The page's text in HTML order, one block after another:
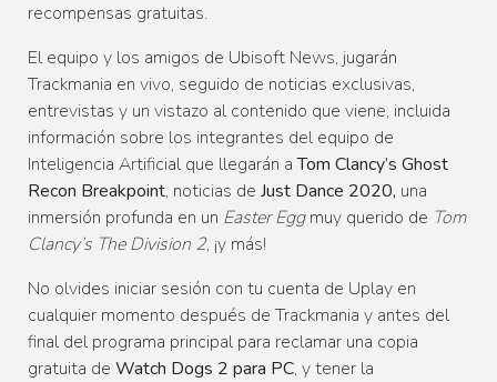
recompensas gratuitas.
El equipo y los amigos de Ubisoft News, jugarán
Trackmania en vivo, seguido de noticias exclusivas,
entrevistas y un vistazo al contenido que viene, incluida
información sobre los integrantes del equipo de
Inteligencia Artificial que llegarán aTom Clancy’s Ghost
Recon Breakpoint, noticias de Just Dance 2020, una
inmersión profunda en un Easter Eggmuy querido de Tom
Clancy’s The Division 2, ¡y más!
No olvides iniciar sesión con tu cuenta de Uplay en
cualquier momento después de Trackmania y antes del
final del programa principal para reclamar una copia
gratuita de Watch Dogs 2 para PC, y tener la